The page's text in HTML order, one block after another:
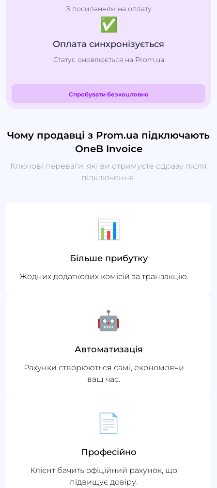
З посиланням на оплату
✅
Оплата синхронізується
Статус оновлюється на Prom.ua
Спробувати безкоштовно
Чому продавці з Prom.ua підключають
OneB Invoice
Ключові переваги, які ви отримуєте одразу після
підключення.
📊
Більше прибутку
Жодних додаткових комісій за транзакцію.
🤖
Автоматизація
Рахунки створюються самі, економлячи
ваш час.
📄
Професійно
Клієнт бачить офіційний рахунок, що
підвищує довіру.